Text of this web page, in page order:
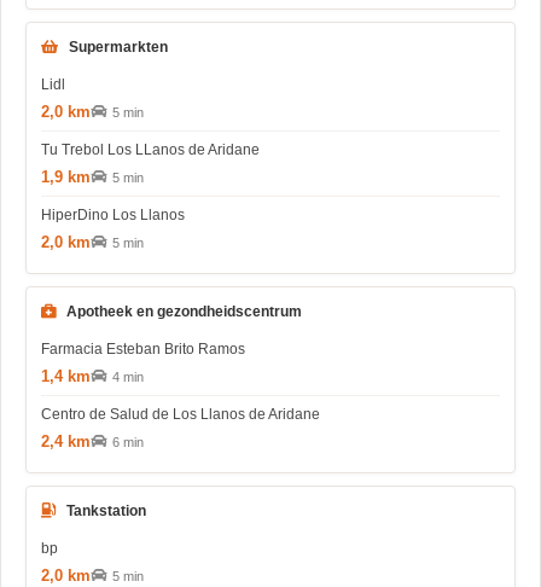
Supermarkten
Lidl
2,0 km 5 min
Tu Trebol Los LLanos de Aridane
1,9 km 5 min
HiperDino Los Llanos
2,0 km 5 min
Apotheek en gezondheidscentrum
Farmacia Esteban Brito Ramos
1,4 km 4 min
Centro de Salud de Los Llanos de Aridane
2,4 km 6 min
Tankstation
bp
2,0 km 5 min